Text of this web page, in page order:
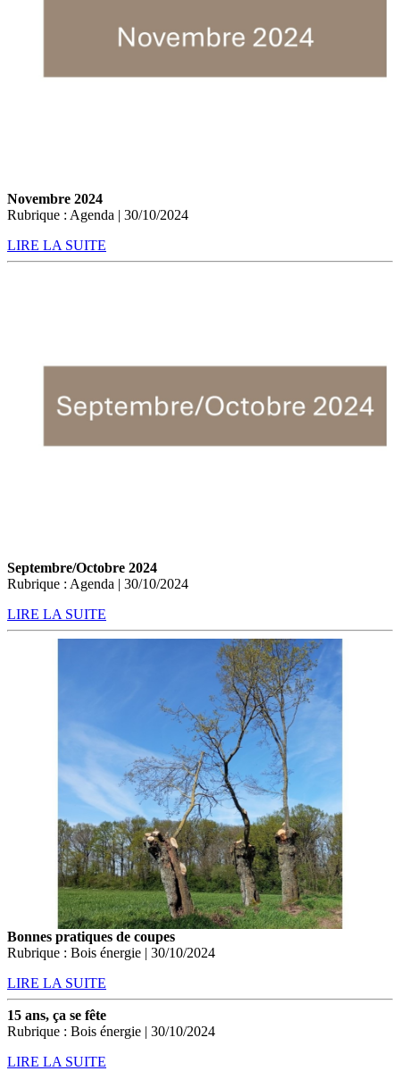
Novembre 2024
Rubrique : Agenda | 30/10/2024
LIRE LA SUITE
Septembre/Octobre 2024
Rubrique : Agenda | 30/10/2024
LIRE LA SUITE
Bonnes pratiques de coupes
Rubrique : Bois énergie | 30/10/2024
LIRE LA SUITE
15 ans, ça se fête
Rubrique : Bois énergie | 30/10/2024
LIRE LA SUITE